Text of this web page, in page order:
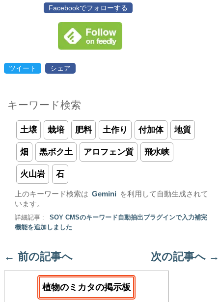
Facebookでフォローする
ツイート シェア
キーワード検索
土壌 栽培 肥料 土作り 付加体 地質
畑 黒ボク土 アロフェン質 飛水峡
火山岩 石
上のキーワード検索は Gemini
を利用して自動生成されて
います。
詳細記事 :
SOY CMSのキーワード自動抽出プラグインで入力補完
機能を追加しました
← 前の記事へ 次の記事へ →
植物のミカタの掲示板